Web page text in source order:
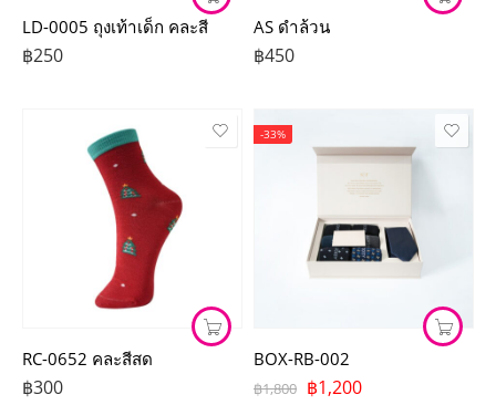
LD-0005 ถุงเท้าเด็ก คละสี
฿250
AS ดำล้วน
฿450
RC-0652 คละสีสด
฿300
-33%
BOX-RB-002
฿1,800 ฿1,200